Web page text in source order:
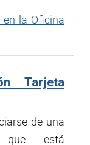
la Oficina
Tarjeta
de una
que está